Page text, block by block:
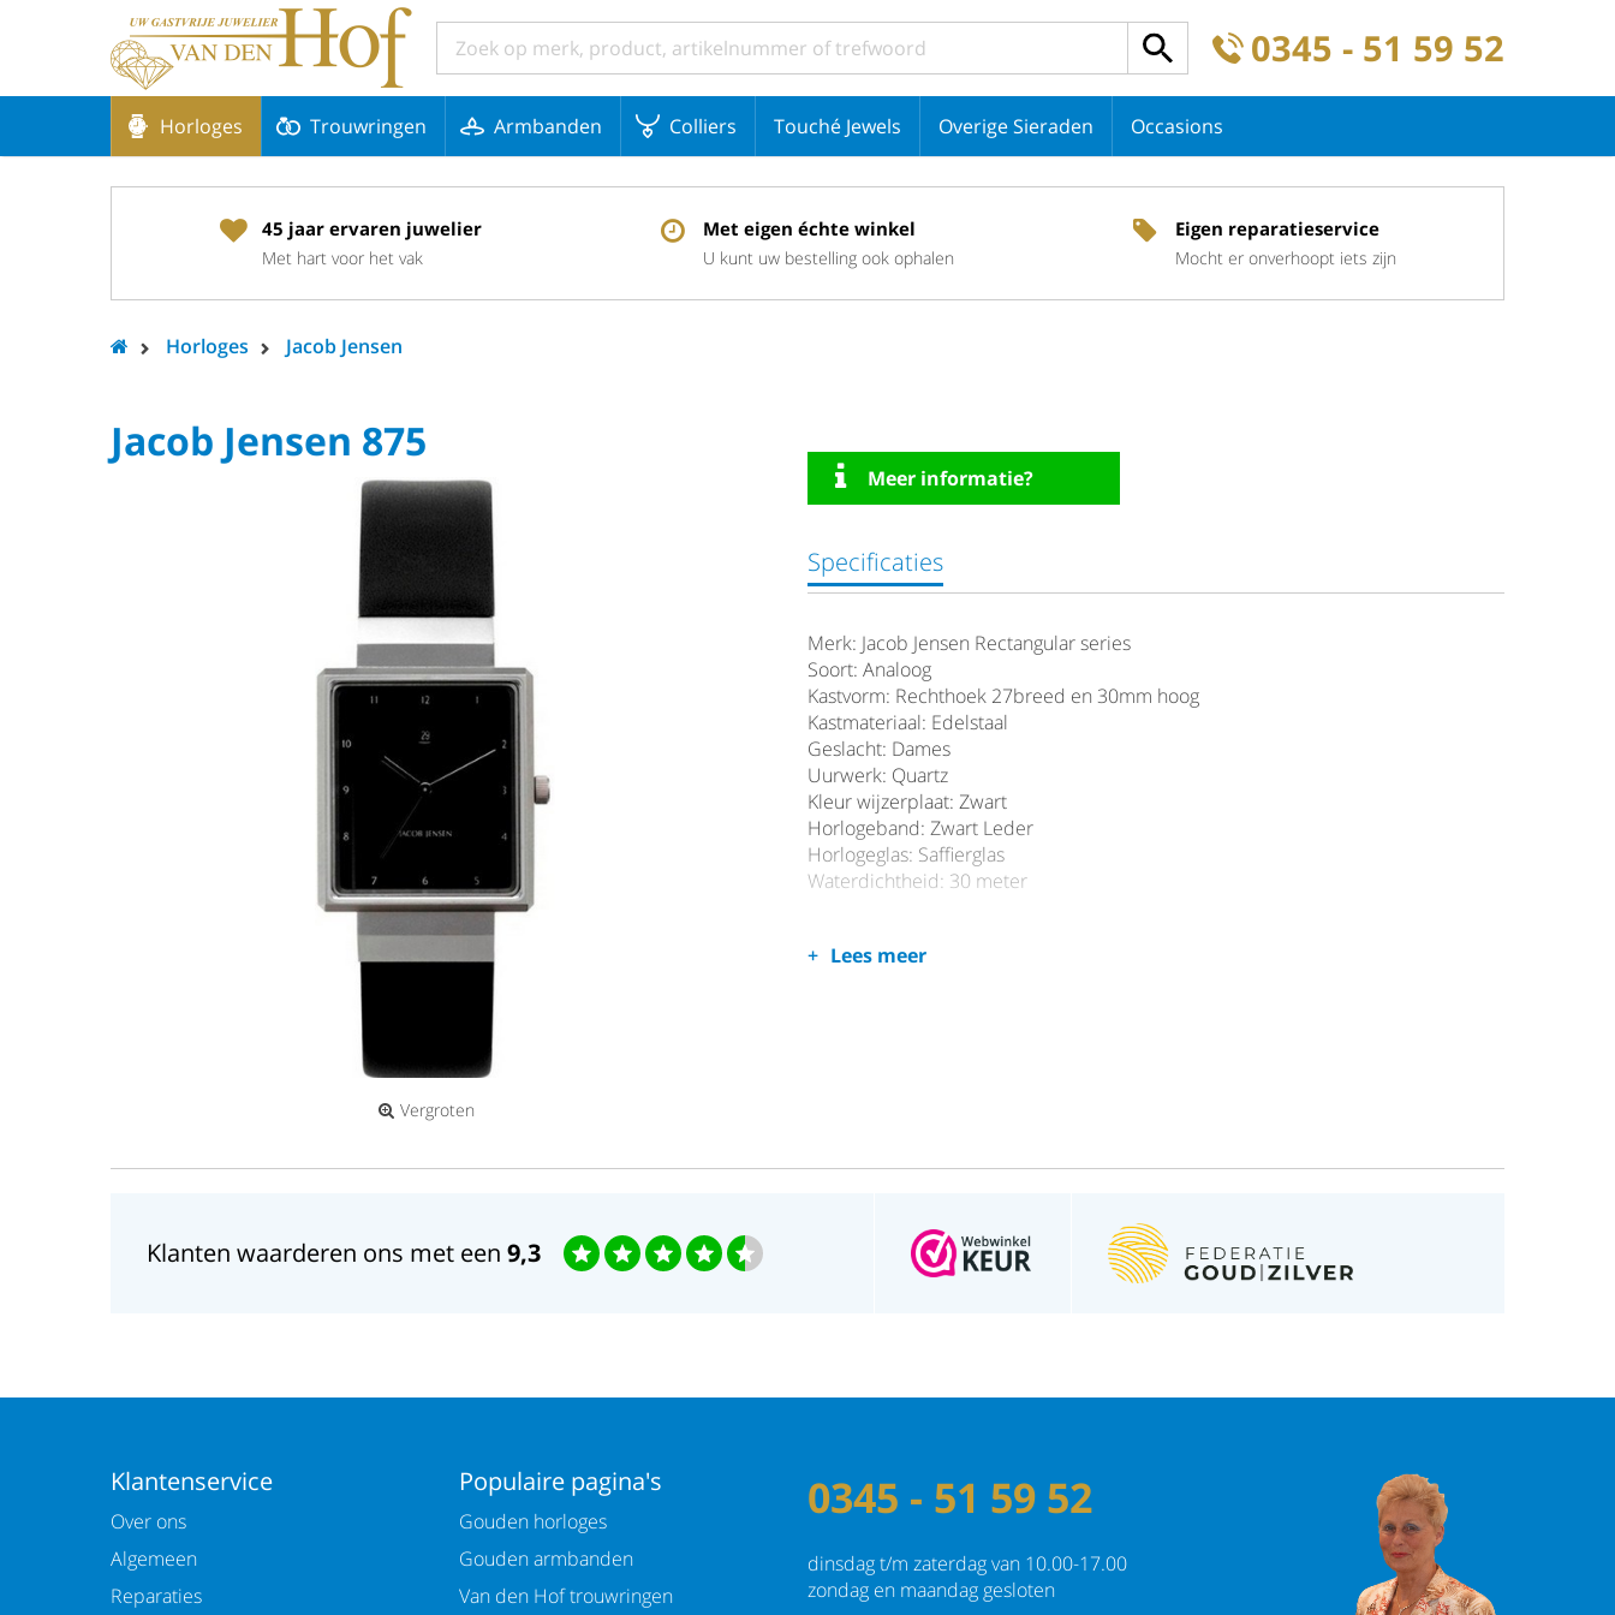
0345 - 51 59 52
Horloges Trouwringen Armbanden Colliers Touché Jewels Overige Sieraden Occasions
45 jaar ervaren juwelier
Met hart voor het vak
Met eigen échte winkel
U kunt uw bestelling ook ophalen
Eigen reparatieservice
Mocht er onverhoopt iets zijn
Horloges Jacob Jensen
Jacob Jensen 875
Vergroten
Meer informatie?
Specificaties
Merk: Jacob Jensen Rectangular series
Soort: Analoog
Kastvorm: Rechthoek 27breed en 30mm hoog
Kastmateriaal: Edelstaal
Geslacht: Dames
Uurwerk: Quartz
Kleur wijzerplaat: Zwart
Horlogeband: Zwart Leder
Horlogeglas: Saffierglas
Waterdichtheid: 30 meter
Lees meer
Klanten waarderen ons met een 9,3
Klantenservice
Over ons
Algemeen
Reparaties
Populaire pagina's
Gouden horloges
Gouden armbanden
Van den Hof trouwringen
0345 - 51 59 52
dinsdag t/m zaterdag van 10.00-17.00
zondag en maandag gesloten